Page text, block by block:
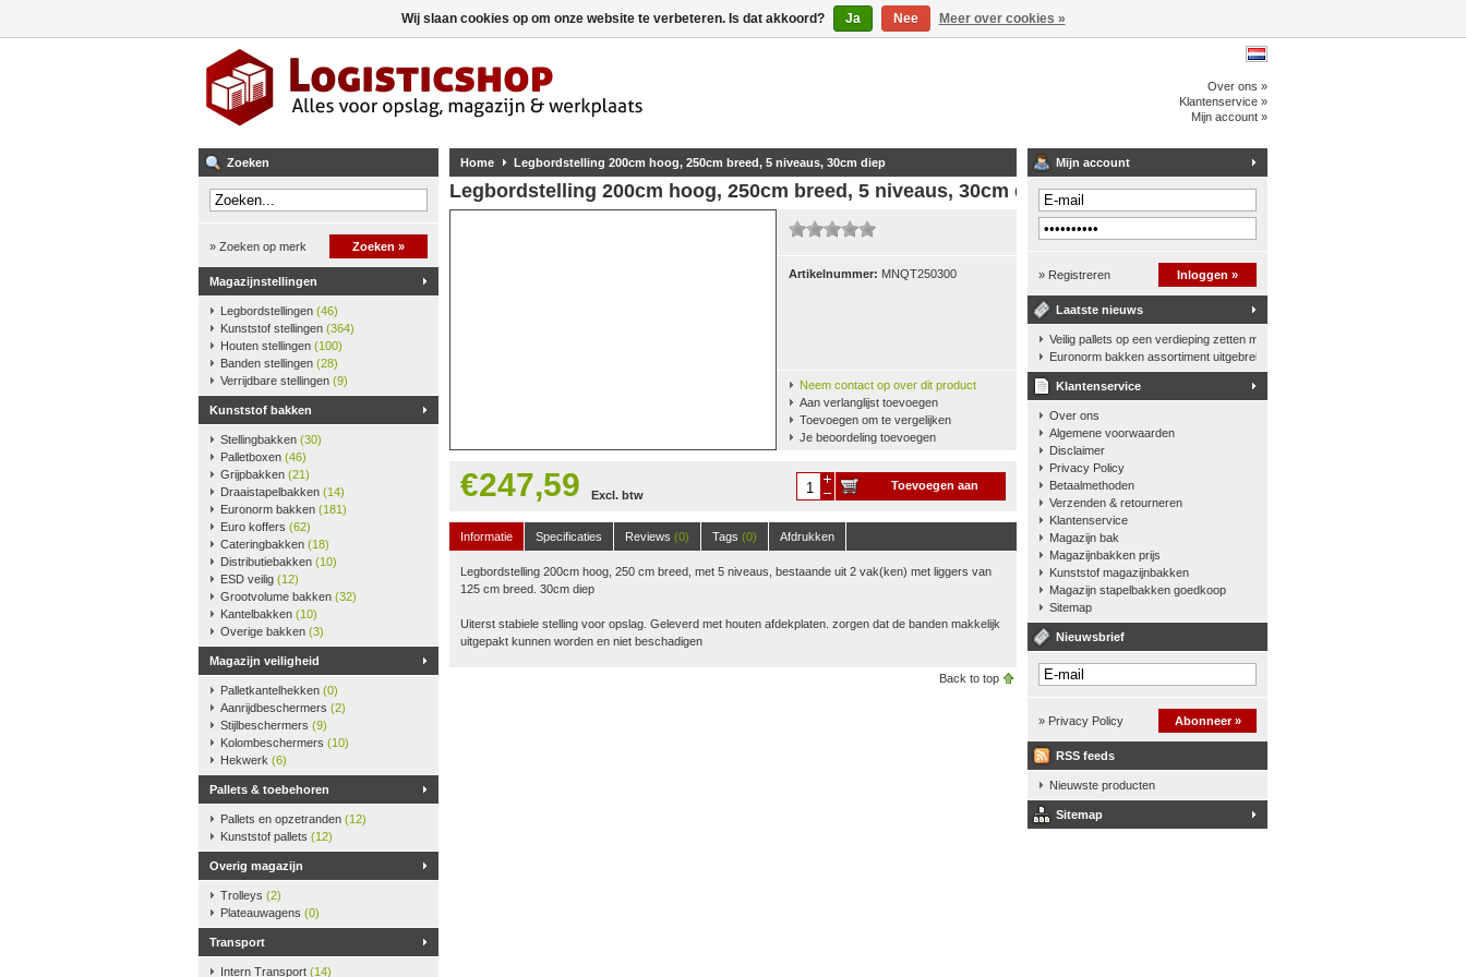
Over ons »
Klantenservice »
Mijn account »
Zoeken
» Zoeken op merk Zoeken »
Magazijnstellingen
Legbordstellingen (46)
Kunststof stellingen (364)
Houten stellingen (100)
Banden stellingen (28)
Verrijdbare stellingen (9)
Kunststof bakken
Stellingbakken (30)
Palletboxen (46)
Grijpbakken (21)
Draaistapelbakken (14)
Euronorm bakken (181)
Euro koffers (62)
Cateringbakken (18)
Distributiebakken (10)
ESD veilig (12)
Grootvolume bakken (32)
Kantelbakken (10)
Overige bakken (3)
Magazijn veiligheid
Palletkantelhekken (0)
Aanrijdbeschermers (2)
Stijlbeschermers (9)
Kolombeschermers (10)
Hekwerk (6)
Pallets & toebehoren
Pallets en opzetranden (12)
Kunststof pallets (12)
Overig magazijn
Trolleys (2)
Plateauwagens (0)
Transport
Intern Transport (14)
Home Legbordstelling 200cm hoog, 250cm breed, 5 niveaus, 30cm diep
Legbordstelling 200cm hoog, 250cm breed, 5 niveaus, 30cm diep
Artikelnummer: MNQT250300
Neem contact op over dit product
Aan verlanglijst toevoegen
Toevoegen om te vergelijken
Je beoordeling toevoegen
€247,59 Excl. btw
Toevoegen aan
Informatie
Specificaties Reviews (0) Tags (0) Afdrukken
Legbordstelling 200cm hoog, 250 cm breed, met 5 niveaus, bestaande uit 2 vak(ken) met liggers van
125 cm breed. 30cm diep
Uiterst stabiele stelling voor opslag. Geleverd met houten afdekplaten. zorgen dat de banden makkelijk
uitgepakt kunnen worden en niet beschadigen
Back to top
Mijn account
» Registreren Inloggen »
Laatste nieuws
Veilig pallets op een verdieping zetten met een palletkantelhek
Euronorm bakken assortiment uitgebreid
Klantenservice
Over ons
Algemene voorwaarden
Disclaimer
Privacy Policy
Betaalmethoden
Verzenden & retourneren
Klantenservice
Magazijn bak
Magazijnbakken prijs
Kunststof magazijnbakken
Magazijn stapelbakken goedkoop
Sitemap
Nieuwsbrief
» Privacy Policy Abonneer »
RSS feeds
Nieuwste producten
Sitemap
Wij slaan cookies op om onze website te verbeteren. Is dat akkoord? Ja Nee Meer over cookies »